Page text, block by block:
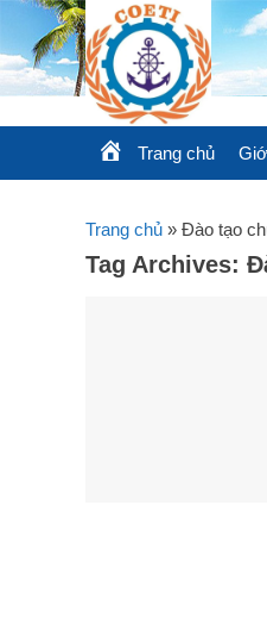
to
content
Trang chủ
Trang chủ » Đào tạo
Tag Archives: